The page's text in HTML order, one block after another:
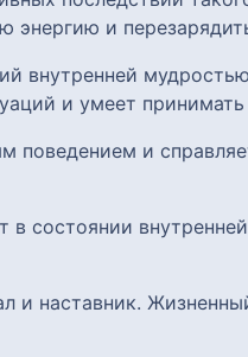
энергию и
внутренней
и умеет
поведением и
в состоянии
и наставник.